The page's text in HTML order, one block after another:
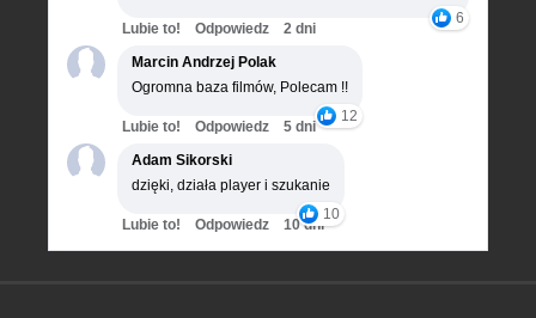
6
Lubie to! Odpowiedz
2 dni
Marcin Andrzej Polak
Ogromna baza filmów, Polecam !!
12
Lubie to! Odpowiedz
5 dni
Adam Sikorski
dzięki, działa player i szukanie
10
Lubie to! Odpowiedz 10 dni